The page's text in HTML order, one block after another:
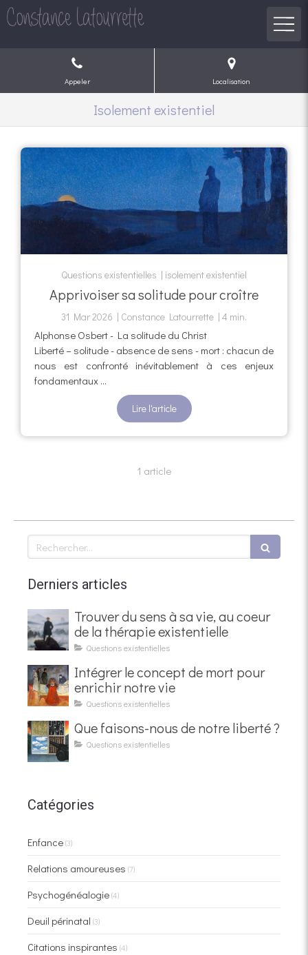
Appeler Localisation
Isolement existentiel
Questions existentielles isolement existentiel
Apprivoiser sa solitude pour croître
31 Mar 2026 Constance Latourrette 4 min.
Alphonse Osbert - La solitude du Christ
Liberté – solitude - absence de sens - mort : chacun de
nous est confronté inévitablement à ces enjeux
fondamentaux ...
Lire l'article
1 article
Rechercher
Derniers articles
Trouver du sens à sa vie, au coeur
de la thérapie existentielle
Questions existentielles
Intégrer le concept de mort pour
enrichir notre vie
Questions existentielles
Que faisons-nous de notre liberté ?
Questions existentielles
Catégories
Enfance(3)
Relations amoureuses (7)
Psychogénéalogie(4)
Deuil périnatal (3)
Citations inspirantes (4)